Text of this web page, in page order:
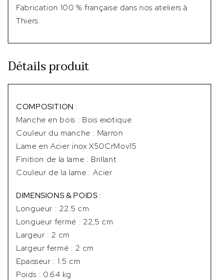
Fabrication 100 % française dans nos ateliers à
Thiers.
Détails produit
COMPOSITION :
Manche en bois : Bois exotique
Couleur du manche : Marron
Lame en Acier inox X50CrMov15
Finition de la lame : Brillant
Couleur de la lame : Acier
DIMENSIONS & POIDS :
Longueur : 22.5 cm
Longueur fermé : 22,5 cm
Largeur : 2 cm
Largeur fermé : 2 cm
Epaisseur : 1.5 cm
Poids : 0.64 kg